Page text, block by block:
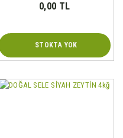
0,00 TL
STOKTA YOK